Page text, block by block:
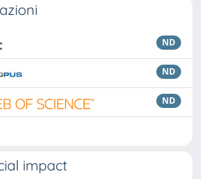
ND
ND
ND
impact